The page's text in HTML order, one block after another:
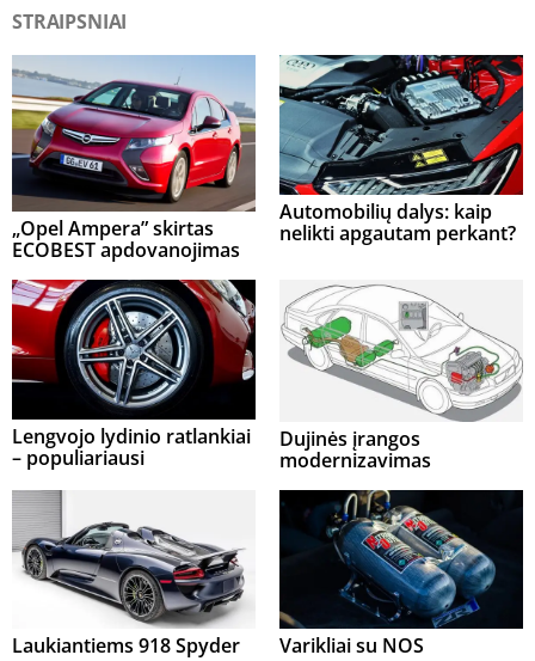
STRAIPSNIAI
„Opel Ampera” skirtas
ECOBEST apdovanojimas
Automobilių dalys: kaip
nelikti apgautam perkant?
Lengvojo lydinio ratlankiai
– populiariausi
Dujinės įrangos
modernizavimas
Laukiantiems 918 Spyder Varikliai su NOS